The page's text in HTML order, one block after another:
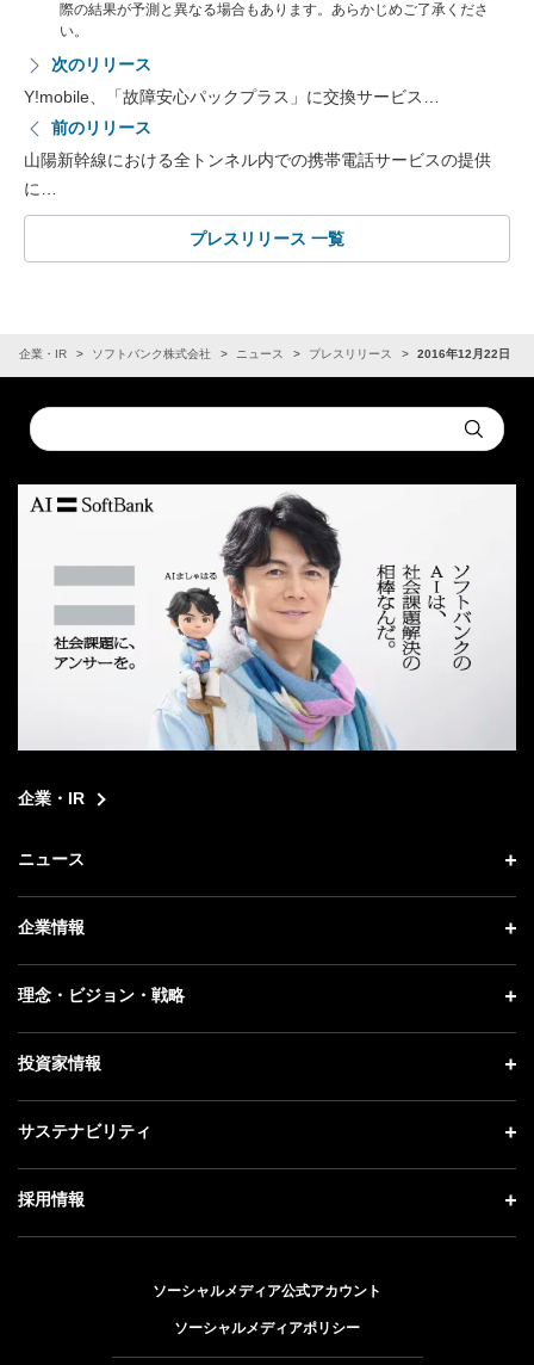
際の結果が予測と異なる場合もあります。あらかじめご了承くださ
い。
次のリリース
Y!mobile、「故障安心パックプラス」に交換サービス…
前のリリース
山陽新幹線における全トンネル内での携帯電話サービスの提供
に…
プレスリリース 一覧
企業・IR ソフトバンク株式会社 ニュース プレスリリース 2016年12月22日
Conduct
a
Submit
企業・IR
ニュース
ニュース トップ
プレスリリース
更新情報
企業情報
企業情報 トップ
社長メッセージ
事業紹介
理念・ビジョン・戦略
理念・ビジョン・戦略 トップ
成長戦略「Activate AI for Society」
人材戦略
投資家情報
投資家情報 トップ
経営方針
サステナビリティ
サステナビリティ トップ
トップメッセージ
ESG方針・体制
採用情報
キャリア採用
ソーシャルメディア公式アカウント
ソーシャルメディアポリシー